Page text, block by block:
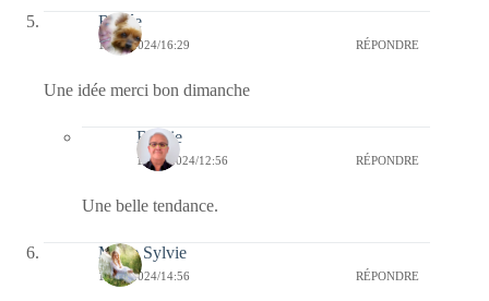
Renée
17/11/2024/16:29 RÉPONDRE
Une idée merci bon dimanche
Bernie
18/11/2024/12:56 RÉPONDRE
Une belle tendance.
Marie Sylvie
17/11/2024/14:56 RÉPONDRE